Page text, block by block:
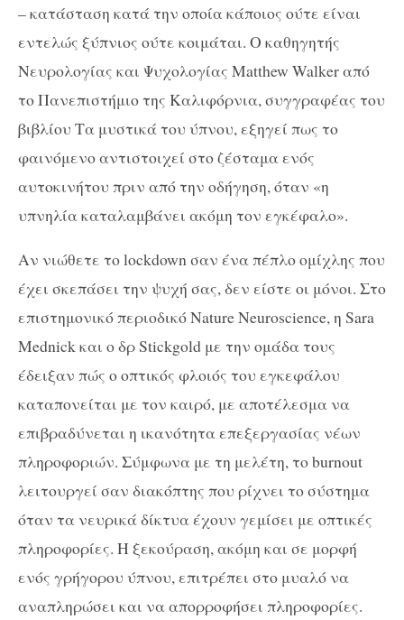
– κατάσταση κατά την οποία κάποιος ούτε είναι
εντελώς ξύπνιος ούτε κοιμάται. Ο καθηγητής
Νευρολογίας και Ψυχολογίας Matthew Walkerαπό
το Πανεπιστήμιο της Καλιφόρνια, συγγραφέας του
βιβλίου Τα μυστικά του ύπνου, εξηγεί πως το
φαινόμενο αντιστοιχεί στο ζέσταμα ενός
αυτοκινήτου πριν από την οδήγηση, όταν «η
υπνηλία καταλαμβάνει ακόμη τον εγκέφαλο».
Αν νιώθετε τοlockdownσαν ένα πέπλο ομίχλης που
έχει σκεπάσει την ψυχή σας, δεν είστε οι μόνοι. Στο
επιστημονικό περιοδικόNatureNeuroscience, η Sara
Mednickκαι ο δρStickgold με την ομάδα τους
έδειξαν πώς ο οπτικός φλοιός του εγκεφάλου
καταπονείται με τον καιρό, με αποτέλεσμα να
επιβραδύνεται η ικανότητα επεξεργασίας νέων
πληροφοριών. Σύμφωνα με τη μελέτη, τοburnout
λειτουργεί σαν διακόπτης που ρίχνει το σύστημα
όταν τα νευρικά δίκτυα έχουν γεμίσει με οπτικές
πληροφορίες. Η ξεκούραση, ακόμη και σε μορφή
ενός γρήγορου ύπνου, επιτρέπει στο μυαλό να
αναπληρώσει και να απορροφήσει πληροφορίες.